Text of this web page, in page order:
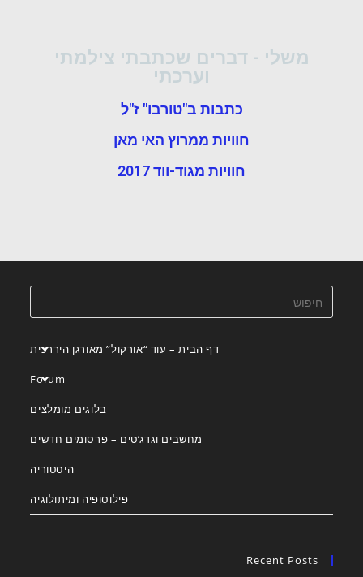
משלי - דברים שכתבתי צילמתי
וערכתי
כתבות ב"טורבו" ז"ל
חוויות ממרוץ האי מאן
חוויות מגוד-ווד 2017
דף הבית – עוד “אורקול” מאורגן היררכית
Forum
בלוגים מומלצים
מחשבים וגדג’טים – פרסומים חדשים
היסטוריה
פילוסופיה ומיתולוגיה
Recent Posts